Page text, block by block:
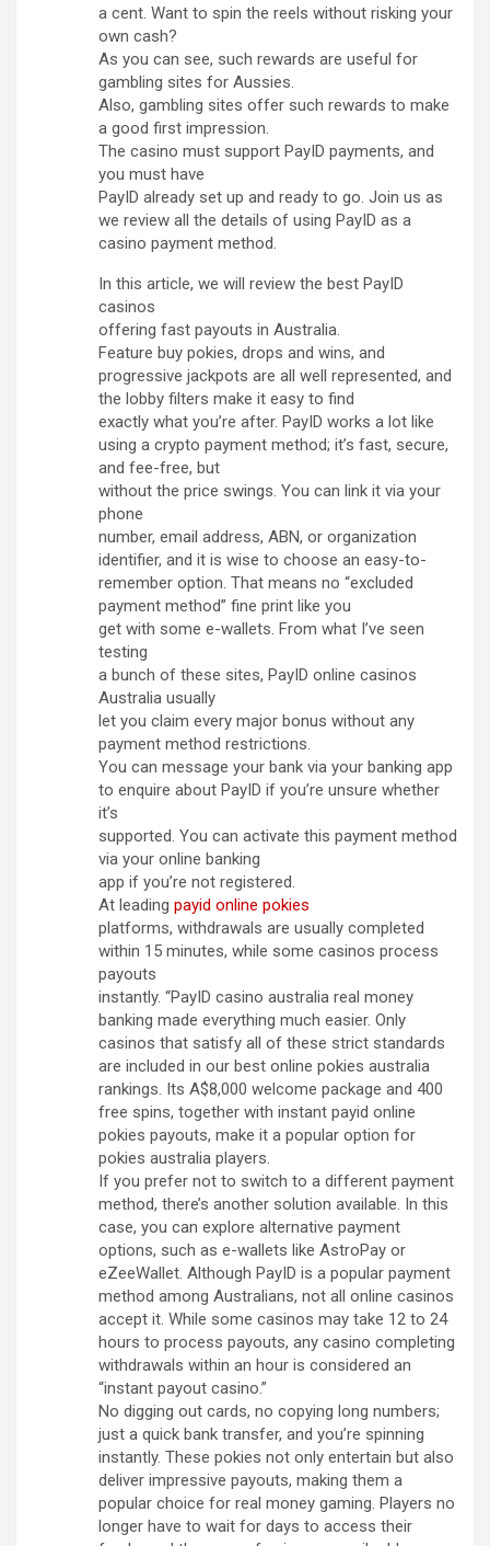
a cent. Want to spin the reels without risking your
own cash?
As you can see, such rewards are useful for
gambling sites for Aussies.
Also, gambling sites offer such rewards to make
a good first impression.
The casino must support PayID payments, and
you must have
PayID already set up and ready to go. Join us as
we review all the details of using PayID as a
casino payment method.
In this article, we will review the best PayID
casinos
offering fast payouts in Australia.
Feature buy pokies, drops and wins, and
progressive jackpots are all well represented, and
the lobby filters make it easy to find
exactly what you’re after. PayID works a lot like
using a crypto payment method; it’s fast, secure,
and fee-free, but
without the price swings. You can link it via your
phone
number, email address, ABN, or organization
identifier, and it is wise to choose an easy-to-
remember option. That means no “excluded
payment method” fine print like you
get with some e-wallets. From what I’ve seen
testing
a bunch of these sites, PayID online casinos
Australia usually
let you claim every major bonus without any
payment method restrictions.
You can message your bank via your banking app
to enquire about PayID if you’re unsure whether
it’s
supported. You can activate this payment method
via your online banking
app if you’re not registered.
At leading payid online pokies
platforms, withdrawals are usually completed
within 15 minutes, while some casinos process
payouts
instantly. “PayID casino australia real money
banking made everything much easier. Only
casinos that satisfy all of these strict standards
are included in our best online pokies australia
rankings. Its A$8,000 welcome package and 400
free spins, together with instant payid online
pokies payouts, make it a popular option for
pokies australia players.
If you prefer not to switch to a different payment
method, there’s another solution available. In this
case, you can explore alternative payment
options, such as e-wallets like AstroPay or
eZeeWallet. Although PayID is a popular payment
method among Australians, not all online casinos
accept it. While some casinos may take 12 to 24
hours to process payouts, any casino completing
withdrawals within an hour is considered an
“instant payout casino.”
No digging out cards, no copying long numbers;
just a quick bank transfer, and you’re spinning
instantly. These pokies not only entertain but also
deliver impressive payouts, making them a
popular choice for real money gaming. Players no
longer have to wait for days to access their